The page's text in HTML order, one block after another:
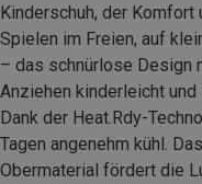
Kinderschuh, der Komfort
Spielen im Freien, auf
– das schnürlose Design
Anziehen kinderleicht
Dank der Heat.Rdy-
Tagen angenehm kühl.
Obermaterial fördert die